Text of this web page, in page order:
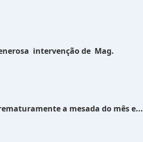
intervenção de Mag.
a mesada do mês e...